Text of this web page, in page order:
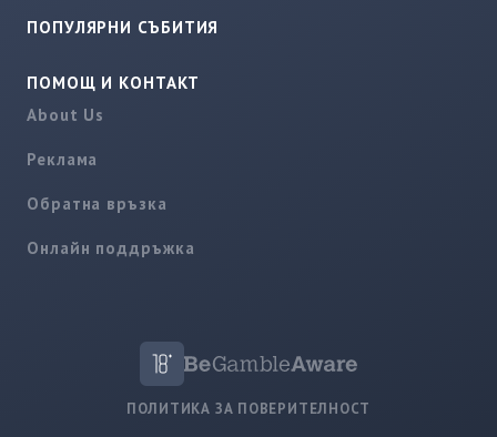
ПОПУЛЯРНИ СЪБИТИЯ
ПОМОЩ И КОНТАКТ
About Us
Реклама
Обратна връзка
Онлайн поддръжка
ПОЛИТИКА ЗА ПОВЕРИТЕЛНОСТ